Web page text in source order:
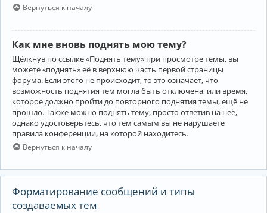
Вернуться к началу
Как мне вновь поднять мою тему?
Щёлкнув по ссылке «Поднять тему» при просмотре темы, вы
можете «поднять» её в верхнюю часть первой страницы
форума. Если этого не происходит, то это означает, что
возможность поднятия тем могла быть отключена, или время,
которое должно пройти до повторного поднятия темы, ещё не
прошло. Также можно поднять тему, просто ответив на неё,
однако удостоверьтесь, что тем самым вы не нарушаете
правила конференции, на которой находитесь.
Вернуться к началу
Форматирование сообщений и типы
создаваемых тем